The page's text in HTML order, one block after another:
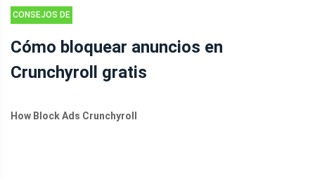
CONSEJOS DE
Cómo bloquear anuncios en
Crunchyroll gratis
How Block Ads Crunchyroll